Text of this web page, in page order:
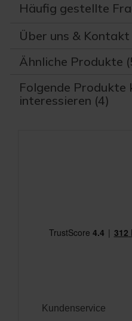
Häufig gestellte
Über uns & Kontakt
Ähnliche Produkte
Folgende Produkte
interessieren (4)
Kundenservice